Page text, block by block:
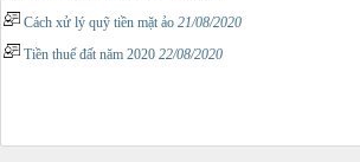
Cách xử lý quỹ tiền mặt ảo 21/08/2020
Tiền thuế đất năm 2020 22/08/2020